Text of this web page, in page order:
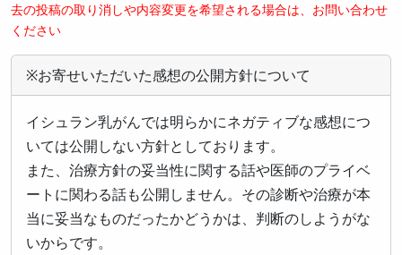
去の投稿の取り消しや内容変更を希望される場合は、お問い合わせ
ください
※お寄せいただいた感想の公開方針について
イシュラン乳がんでは明らかにネガティブな感想につ
いては公開しない方針としております。
また、治療方針の妥当性に関する話や医師のプライベ
ートに関わる話も公開しません。その診断や治療が本
当に妥当なものだったかどうかは、判断のしようがな
いからです。